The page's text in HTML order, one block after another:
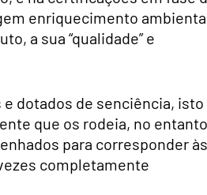
enriquecimento
a sua “qualidade” e
dotados de senciência, isto
que os rodeia, no
para corresponder às
completamente